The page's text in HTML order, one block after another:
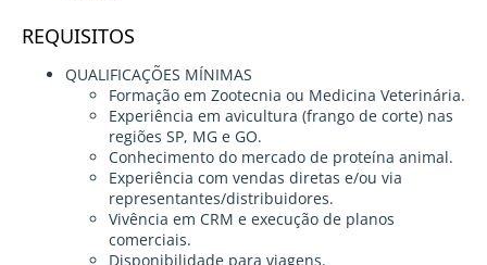
REQUISITOS
QUALIFICAÇÕES MÍNIMAS
Formação em Zootecnia ou Medicina Veterinária.
Experiência em avicultura (frango de corte) nas
regiões SP, MG e GO.
Conhecimento do mercado de proteína animal.
Experiência com vendas diretas e/ou via
representantes/distribuidores.
Vivência em CRM e execução de planos
comerciais.
Disponibilidade para viagens.